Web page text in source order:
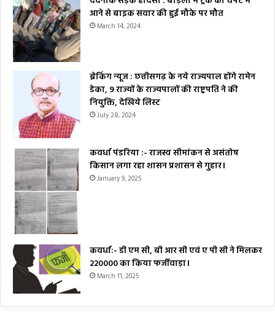
आने से बाइक सवार की हुई मौके पर मौत
March 14, 2024
ब्रेकिंग न्यूज : छत्तीसगढ़ के नये राज्यपाल होंगे रामेन
डेका, 9 राज्यों के राज्यपालों की राष्ट्रपति ने की
नियुक्ति, देखिये लिस्ट
July 28, 2024
कवर्धा पंडरिया :- राजस्व सीमांकन से असंतोष
किसान लगा रहा शासन प्रशासन से गुहार।
January 9, 2025
कवर्धा:- डी एम सी, बी आर सी एवं ए पी सी ने मिलकर
₹220000 का किया फर्जीवाड़ा।
March 11, 2025